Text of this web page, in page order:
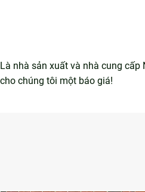
Là nhà sản xuất và nhà cung
cho chúng tôi một báo giá!